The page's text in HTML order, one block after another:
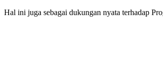
Hal ini juga sebagai dukungan nyata terhadap